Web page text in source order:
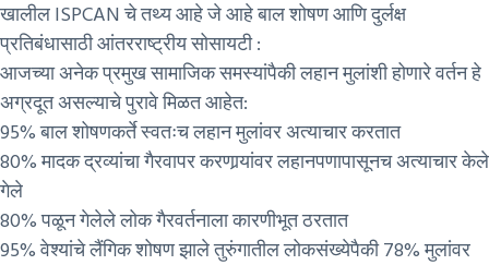
खालील ISPCAN चे तथ्य आहे जे आहे बाल शोषण आणि दुर्लक्ष
प्रतिबंधासाठी आंतरराष्ट्रीय सोसायटी :
आजच्या अनेक प्रमुख सामाजिक समस्यांपैकी लहान मुलांशी होणारे वर्तन हे
अग्रदूत असल्याचे पुरावे मिळत आहेत:
95% बाल शोषणकर्ते स्वतःच लहान मुलांवर अत्याचार करतात
80% मादक द्रव्यांचा गैरवापर करणार्‍यांवर लहानपणापासूनच अत्याचार केले
गेले
80% पळून गेलेले लोक गैरवर्तनाला कारणीभूत ठरतात
95% वेश्यांचे लैंगिक शोषण झाले तुरुंगातील लोकसंख्येपैकी 78% मुलांवर